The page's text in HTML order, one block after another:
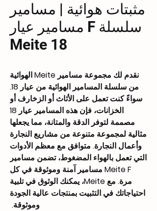
مثبتات هوائية | مسامير
سلسلة F مسامير عيار
18 Meite
نقدم لك مجموعة مسامير Meite الهوائية
من سلسلة المسامير الهوائية من عيار 18.
سواءً كنت تعمل على الأثاث أو الزخارف أو
الخزانات، فإن هذه المسامير عيار 18
مصممة لتوفر الدقة والمتانة، مما يجعلها
مثالية لمجموعة متنوعة من مشاريع النجارة
وأعمال النجارة. متوافق مع معظم الأدوات
التي تعمل بالهواء المضغوط، تضمن مسامير
Meite F مسامير آمنة وموثوقة في كل
مرة. مع Meite، يمكنك الوثوق في تلبية
احتياجاتك في التثبيت بمنتجات عالية الجودة
وموثوقة.